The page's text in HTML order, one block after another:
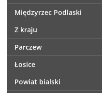
Międzyrzec Podlaski
Z kraju
Parczew
Łosice
Powiat bialski